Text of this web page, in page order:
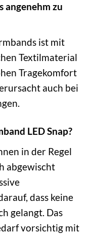
angenehm zu
ist mit
Textilmaterial
Tragekomfort
auch bei
LED Snap?
in der Regel
abgewischt
dass keine
gelangt. Das
vorsichtig mit